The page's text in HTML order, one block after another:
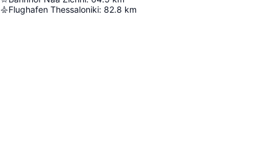
Flughafen Thessaloniki: 82.8 km